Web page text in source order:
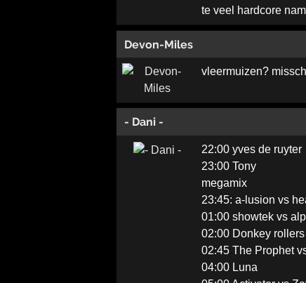
te veel hardcore
Devon-Miles
vleermuizen?
- Dani -
22:00 yves de ruyter
23:00 Tony
megamix
23:45: a-lusion vs
01:00 showtek vs
02:00 Donkey
02:45 The Prophet
04:00 Luna